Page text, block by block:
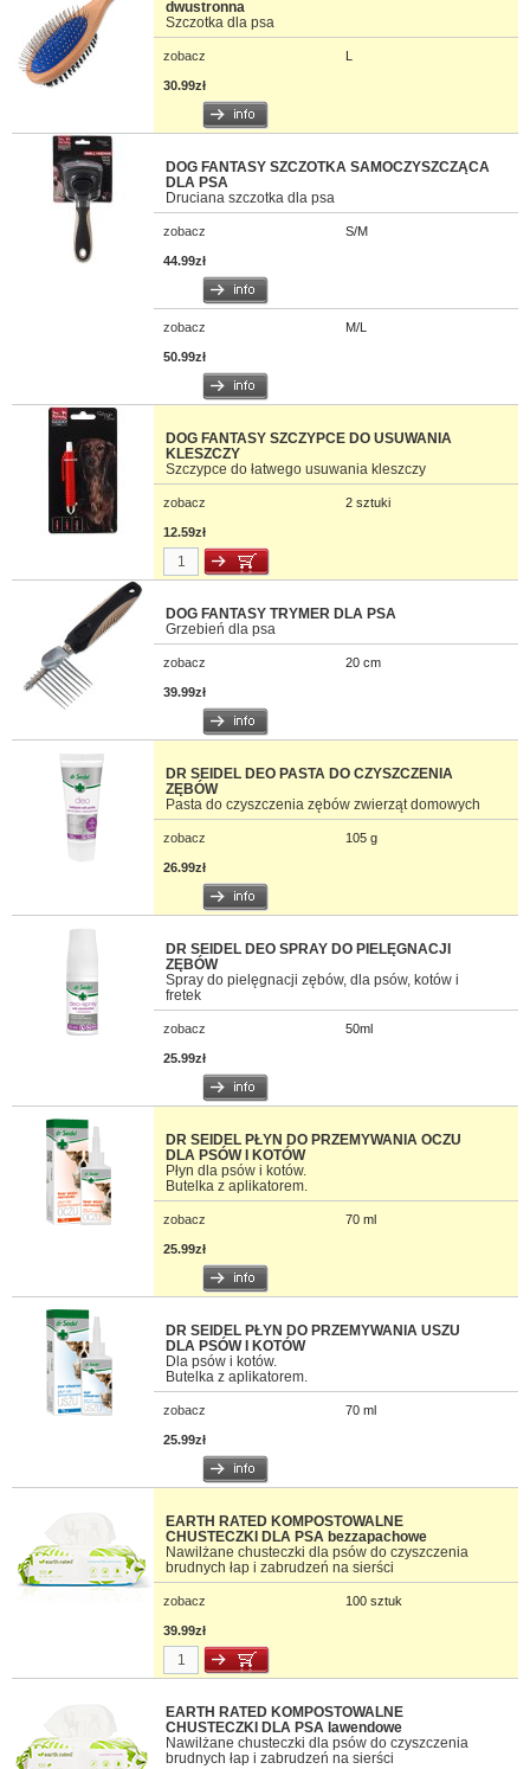
dwustronna
Szczotka dla psa
zobacz L
30.99zł
DOG FANTASY SZCZOTKA SAMOCZYSZCZĄCA
DLA PSA
Druciana szczotka dla psa
zobacz S/M
44.99zł
zobacz M/L
50.99zł
DOG FANTASY SZCZYPCE DO USUWANIA
KLESZCZY
Szczypce do łatwego usuwania kleszczy
zobacz 2 sztuki
12.59zł
DOG FANTASY TRYMER DLA PSA
Grzebień dla psa
zobacz 20 cm
39.99zł
DR SEIDEL DEO PASTA DO CZYSZCZENIA
ZĘBÓW
Pasta do czyszczenia zębów zwierząt domowych
zobacz 105 g
26.99zł
DR SEIDEL DEO SPRAY DO PIELĘGNACJI
ZĘBÓW
Spray do pielęgnacji zębów, dla psów, kotów i
fretek
zobacz 50ml
25.99zł
DR SEIDEL PŁYN DO PRZEMYWANIA OCZU
DLA PSÓW I KOTÓW
Płyn dla psów i kotów.
Butelka z aplikatorem.
zobacz 70 ml
25.99zł
DR SEIDEL PŁYN DO PRZEMYWANIA USZU
DLA PSÓW I KOTÓW
Dla psów i kotów.
Butelka z aplikatorem.
zobacz 70 ml
25.99zł
EARTH RATED KOMPOSTOWALNE
CHUSTECZKI DLA PSA bezzapachowe
Nawilżane chusteczki dla psów do czyszczenia
brudnych łap i zabrudzeń na sierści
zobacz 100 sztuk
39.99zł
EARTH RATED KOMPOSTOWALNE
CHUSTECZKI DLA PSA lawendowe
Nawilżane chusteczki dla psów do czyszczenia
brudnych łap i zabrudzeń na sierści